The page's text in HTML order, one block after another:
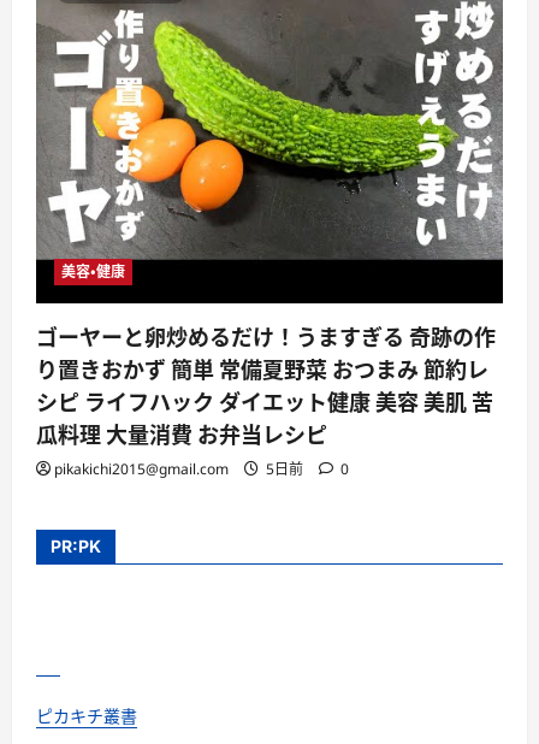
美容・健康
ゴーヤーと卵炒めるだけ！うますぎる 奇跡の作
り置きおかず 簡単 常備夏野菜 おつまみ 節約レ
シピ ライフハック ダイエット健康 美容 美肌 苦
瓜料理 大量消費 お弁当レシピ
pikakichi2015@gmail.com 5日前 0
PR:PK
ピカキチ叢書